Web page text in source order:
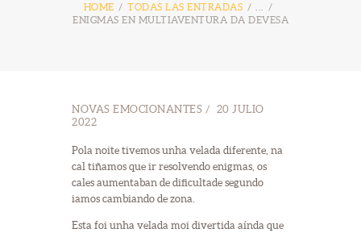
HOME TODAS LAS ENTRADAS
ENIGMAS EN MULTIAVENTURA DA DEVESA
BLOG
NOVAS EMOCIONANTES
20 JULIO
2022
Pola noite tivemos unha velada diferente, na
cal tiñamos que ir resolvendo enigmas, os
cales aumentaban de dificultade segundo
iamos cambiando de zona.
Esta foi unha velada moi divertida aínda que